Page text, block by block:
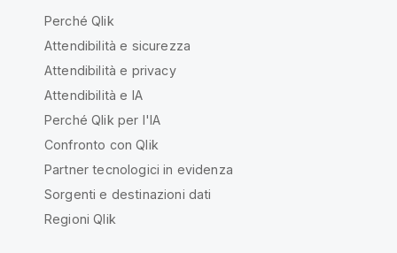
Perché Qlik
Attendibilità e sicurezza
Attendibilità e privacy
Attendibilità e IA
Perché Qlik per l'IA
Confronto con Qlik
Partner tecnologici in evidenza
Sorgenti e destinazioni dati
Regioni Qlik